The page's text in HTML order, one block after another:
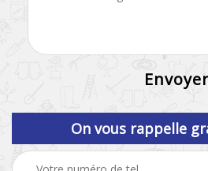
On vous rappelle